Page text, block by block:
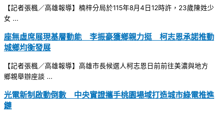
【記者張楓／高雄報導】楠梓分局於115年8月4日12時許，23歲陳姓少
女 ...
座無虛席展現基層動能 李振豪獲鄉親力挺 柯志恩承諾推動
城鄉均衡發展
【記者張楓／高雄報導】高雄市長候選人柯志恩日前前往美濃與地方
鄉親舉辦座談 ...
光電新制啟動倒數 中央實證攜手桃園場域打造城市綠電推進
鏈